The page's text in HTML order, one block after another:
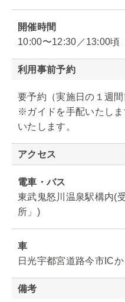
開催時間
10:00〜12:30／13:00頃
利用事前予約
要予約（実施日の１週間
※ガイドを手配いたし
いたします。
アクセス
電車・バス
東武鬼怒川温泉駅構内(
所」)
車
日光宇都宮道路今市IC
備考